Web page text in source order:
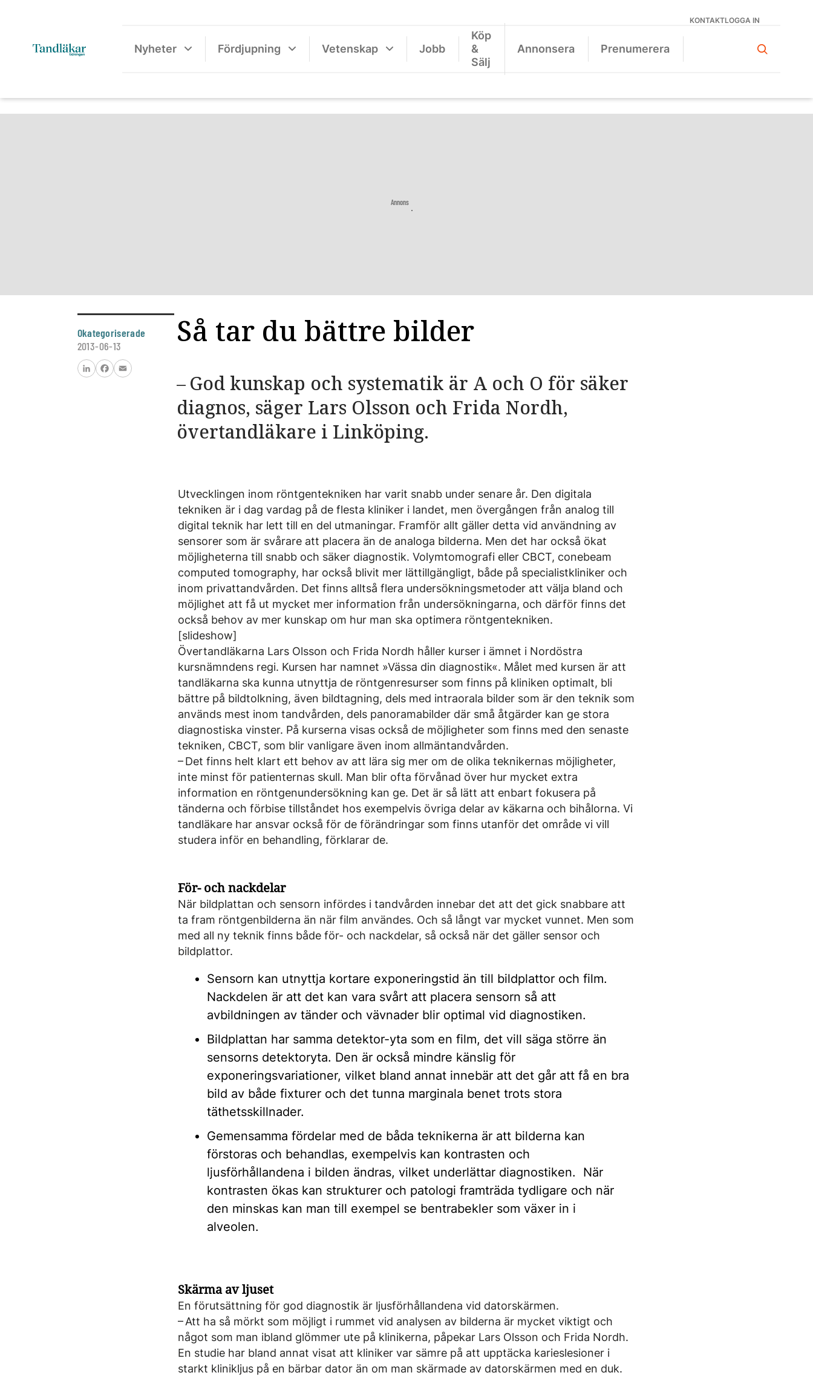
KONTAKTLOGGA IN
Nyheter Fördjupning Vetenskap Jobb
Köp
&
Sälj
Annonsera Prenumerera
Annons
Okategoriserade
2013-06-13
FacebookEmail
Så tar du bättre bilder
– God kunskap och systematik är A och O för säker
diagnos, säger Lars Olsson och Frida Nordh,
övertandläkare i Linköping.
Utvecklingen inom röntgentekniken har varit snabb under senare år. Den digitala
tekniken är i dag vardag på de flesta kliniker i landet, men övergången från analog till
digital teknik har lett till en del utmaningar. Framför allt gäller detta vid användning av
sensorer som är svårare att placera än de analoga bilderna. Men det har också ökat
möjligheterna till snabb och säker diagnostik. Volymtomografi eller CBCT, conebeam
computed tomography, har också blivit mer lättillgängligt, både på specialistkliniker och
inom privattandvården. Det finns alltså flera undersökningsmetoder att välja bland och
möjlighet att få ut mycket mer information från undersökningarna, och därför finns det
också behov av mer kunskap om hur man ska optimera röntgentekniken.
[slideshow]
Övertandläkarna Lars Olsson och Frida Nordh håller kurser i ämnet i Nordöstra
kursnämndens regi. Kursen har namnet »Vässa din diagnostik«. Målet med kursen är att
tandläkarna ska kunna utnyttja de röntgenresurser som finns på kliniken optimalt, bli
bättre på bildtolkning, även bildtagning, dels med intraorala bilder som är den teknik som
används mest inom tandvården, dels panoramabilder där små åtgärder kan ge stora
diagnostiska vinster. På kurserna visas också de möjligheter som finns med den senaste
tekniken, CBCT, som blir vanligare även inom allmäntandvården.
– Det finns helt klart ett behov av att lära sig mer om de olika teknikernas möjligheter,
inte minst för patienternas skull. Man blir ofta förvånad över hur mycket extra
information en röntgenundersökning kan ge. Det är så lätt att enbart fokusera på
tänderna och förbise tillståndet hos exempelvis övriga delar av käkarna och bihålorna. Vi
tandläkare har ansvar också för de förändringar som finns utanför det område vi vill
studera inför en behandling, förklarar de.
För- och nackdelar
När bildplattan och sensorn infördes i tandvården innebar det att det gick snabbare att
ta fram röntgenbilderna än när film användes. Och så långt var mycket vunnet. Men som
med all ny teknik finns både för- och nackdelar, så också när det gäller sensor och
bildplattor.
Sensorn kan utnyttja kortare exponeringstid än till bildplattor och film.
Nackdelen är att det kan vara svårt att placera sensorn så att
avbildningen av tänder och vävnader blir optimal vid diagnostiken.
Bildplattan har samma detektor-yta som en film, det vill säga större än
sensorns detektoryta. Den är också mindre känslig för
exponeringsvariationer, vilket bland annat innebär att det går att få en bra
bild av både fixturer och det tunna marginala benet trots stora
täthetsskillnader.
Gemensamma fördelar med de båda teknikerna är att bilderna kan
förstoras och behandlas, exempelvis kan kontrasten och
ljusförhållandena i bilden ändras, vilket underlättar diagnostiken. När
kontrasten ökas kan strukturer och patologi framträda tydligare och när
den minskas kan man till exempel se bentrabekler som växer in i
alveolen.
Skärma av ljuset
En förutsättning för god diagnostik är ljusförhållandena vid datorskärmen.
– Att ha så mörkt som möjligt i rummet vid analysen av bilderna är mycket viktigt och
något som man ibland glömmer ute på klinikerna, påpekar Lars Olsson och Frida Nordh.
En studie har bland annat visat att kliniker var sämre på att upptäcka karieslesioner i
starkt klinikljus på en bärbar dator än om man skärmade av datorskärmen med en duk.